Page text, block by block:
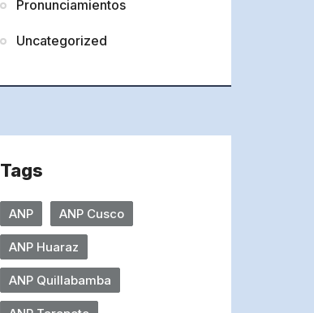
Pronunciamientos
Uncategorized
Tags
ANP ANP Cusco
ANP Huaraz
ANP Quillabamba